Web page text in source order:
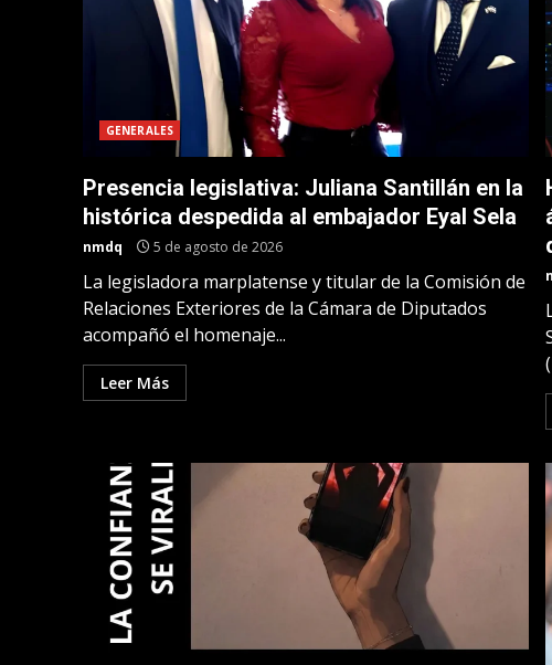
GENERALES
Presencia legislativa: Juliana Santillán en la
histórica despedida al embajador Eyal Sela
nmdq 5 de agosto de 2026
La legisladora marplatense y titular de la Comisión de
Relaciones Exteriores de la Cámara de Diputados
acompañó el homenaje...
Leer Más